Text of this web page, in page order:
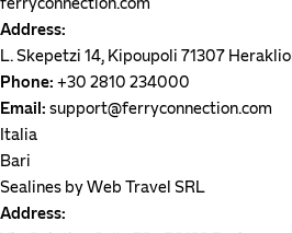
Prenota
ora
Address:
L. Skepetzi 14, Kipoupoli 71307
Phone: +30 2810 234000
Email: support@ferryconnection.com
Italia
Bari
Sealines by Web Travel SRL
Address: